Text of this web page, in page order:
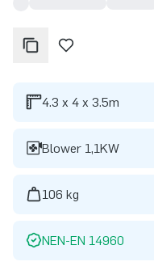
4.3 x 4 x 3.5m
Blower 1,1KW
106 kg
NEN-EN 14960